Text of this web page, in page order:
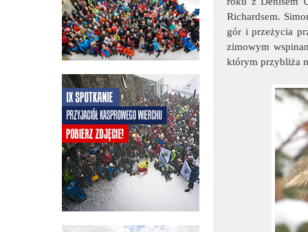
Richardsem.
gór i przeżycia
zimowym
którym przybliża